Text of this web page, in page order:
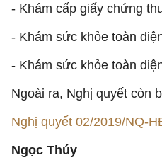
- Khám cấp giấy chứng
- Khám sức khỏe toàn
- Khám sức khỏe toàn
Ngoài ra, Nghị quyết còn
Nghị quyết 02/2019/NQ-
Ngọc Thúy